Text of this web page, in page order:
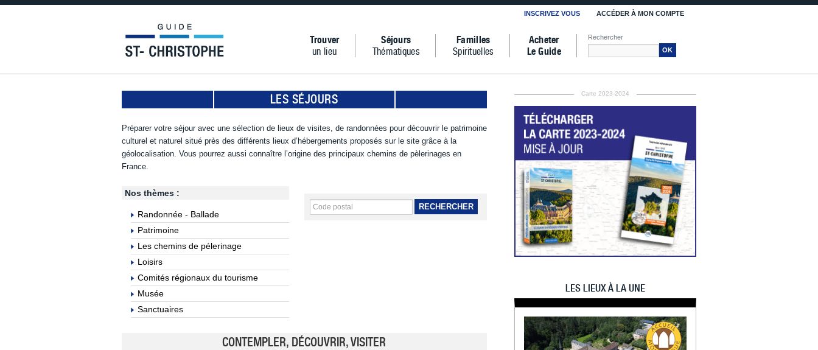
INSCRIVEZ VOUS ACCÉDER À MON COMPTE
Trouver
un lieu
Séjours
Thématiques
Familles
Spirituelles
Acheter
Le Guide
Rechercher
OK
LES SÉJOURS
Préparer votre séjour avec une sélection de lieux de visites, de randonnées pour découvrir le patrimoine
culturel et naturel situé près des différents lieux d’hébergements proposés sur le site grâce à la
géolocalisation. Vous pourrez aussi connaître l’origine des principaux chemins de pèlerinages en
France.
Nos thèmes :
Randonnée - Ballade
Patrimoine
Les chemins de pélerinage
Loisirs
Comités régionaux du tourisme
Musée
Sanctuaires
RECHERCHER
CONTEMPLER, DÉCOUVRIR, VISITER
Carte 2023-2024
LES LIEUX À LA UNE